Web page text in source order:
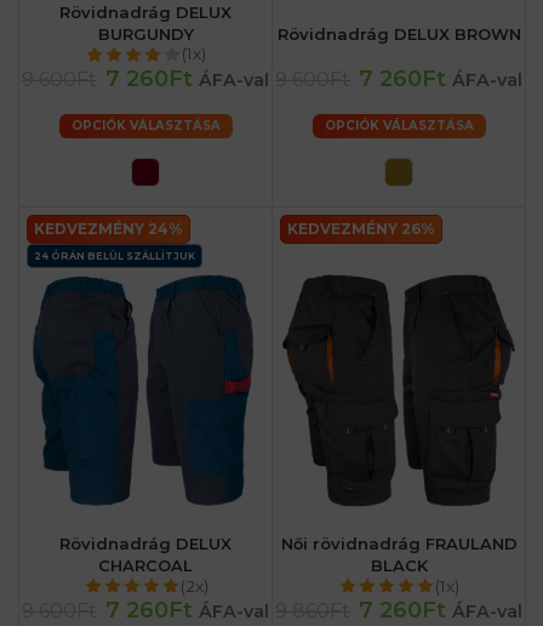
Rövidnadrág DELUX
BURGUNDY
(1x)
7 260Ft ÁFA-val
OPCIÓK VÁLASZTÁSA
Rövidnadrág DELUX BROWN
7 260Ft ÁFA-val
OPCIÓK VÁLASZTÁSA
KEDVEZMÉNY 24%
24 ÓRÁN BELÜL SZÁLLÍTJUK
Rövidnadrág DELUX
CHARCOAL
(2x)
7 260Ft ÁFA-val
KEDVEZMÉNY 26%
Női rövidnadrág FRAULAND
BLACK
(1x)
7 260Ft ÁFA-val